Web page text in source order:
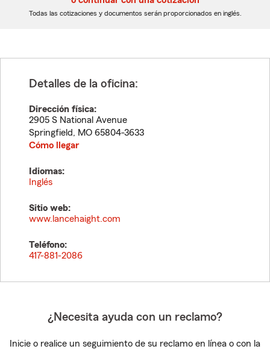
dígitos
dígitos
Todas las cotizaciones y documentos serán proporcionados en inglés.
Detalles de la oficina:
Dirección física:
2905 S National Avenue
Springfield, MO 65804-3633
Cómo llegar
Idiomas:
Inglés
Sitio web:
www.lancehaight.com
Teléfono:
417-881-2086
¿Necesita ayuda con un reclamo?
Inicie o realice un seguimiento de su reclamo en línea o con la